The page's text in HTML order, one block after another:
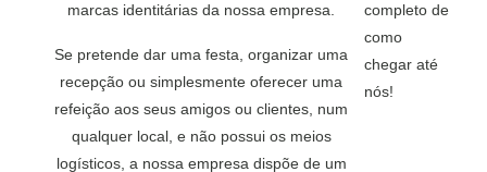
marcas identitárias da nossa empresa.
Se pretende dar uma festa, organizar uma
recepção ou simplesmente oferecer uma
refeição aos seus amigos ou clientes, num
qualquer local, e não possui os meios
logísticos, a nossa empresa dispõe de um
completo de
como
chegar até
nós!